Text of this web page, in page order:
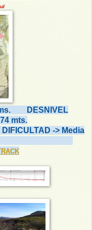
DESNIVEL
mts.
-> Media
horas 46'